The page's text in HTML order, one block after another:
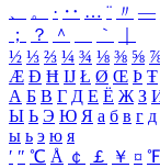
、
。 · ‥ … ¨ 〃 ―
；
？ ＾ ｀
½ ⅓ ⅔ ¼ ¾ ⅛ ⅜ ⅝
Æ Ð Ħ Ĳ Ł Ø Œ Þ Ŧ
А Б В Г Д Е Ё Ж З
Ы Ь Э Ю Я а б в г д
ы ь э ю я
′ ″ ℃ Å ￠ ￡ ￥ ¤ ℉